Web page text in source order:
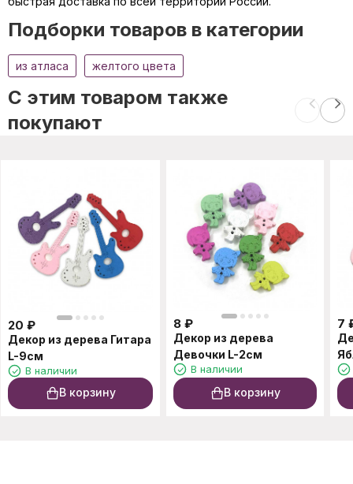
Подборки товаров в категории
из атласа желтого цвета
C этим товаром также
покупают
20 ₽
Декор из дерева Гитара
L-9см
В наличии
В корзину
8 ₽
Декор из дерева
Девочки L-2см
В наличии
В корзину
7